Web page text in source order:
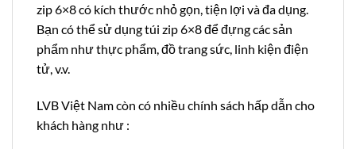
zip 6×8 có kích thước nhỏ gọn, tiện lợi và đa dụng.
Bạn có thể sử dụng túi zip 6×8 để đựng các sản
phẩm như thực phẩm, đồ trang sức, linh kiện điện
tử, v.v.
LVB Việt Nam còn có nhiều chính sách hấp dẫn cho
khách hàng như :